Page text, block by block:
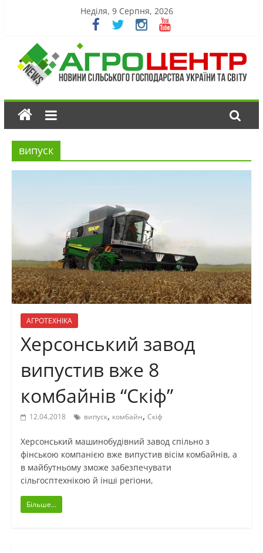
Неділя, 9 Серпня, 2026
випуск
АГРОТЕХНІКА
Херсонський завод
випустив вже 8
комбайнів “Скіф”
12.04.2018 випуск, комбайн, Скіф
Херсонський машинобудівний завод спільно з
фінською компанією вже випустив вісім комбайнів, а
в майбутньому зможе забезпечувати
сільгосптехнікою й інші регіони,
Більше...